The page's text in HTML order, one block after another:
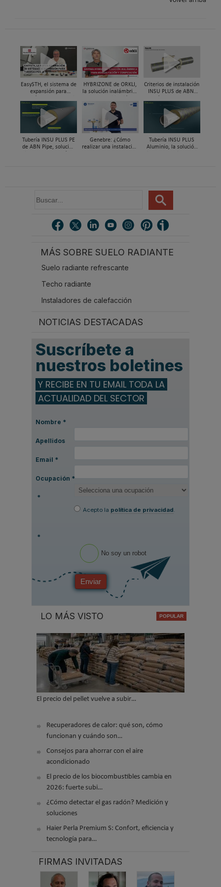
EasySTH, el sistema de
expansión para
Mestres, Standard
Hidráulica
HYBRIZONE de ORKLI,
la solución inalámbrica
zonificación del clima
en vivienda
Criterios de instalación
INSU PLUS de ABN,
Tubería INSU PLUS PE
de ABN Pipe, solución
Genebre: ¿Cómo
realizar una instalación
Tubería INSU PLUS
Aluminio, la solución
u
MÁS SOBRE SUELO RADIANTE
Suelo radiante refrescante
Techo radiante
Instaladores de calefacción
NOTICIAS DESTACADAS
Suscríbete a
nuestros boletines
Y RECIBE EN TU EMAIL TODA LA
ACTUALIDAD DEL SECTOR
Nombre *
Apellidos
Email *
Ocupación *
*
Acepto la política de privacidad.
*
No soy un robot
Enviar
LO MÁS VISTO
El precio del pellet vuelve a subir…
Recuperadores de calor: qué son, cómo
funcionan y cuándo son…
Consejos para ahorrar con el aire
acondicionado
El precio de los biocombustibles cambia en
2026: fuerte subi…
¿Cómo detectar el gas radón? Medición y
soluciones
Haier Perla Premium S: Confort, eficiencia y
tecnología para…
FIRMAS INVITADAS